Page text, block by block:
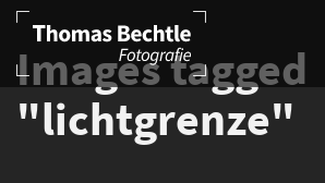
Images tagged
"lichtgrenze"